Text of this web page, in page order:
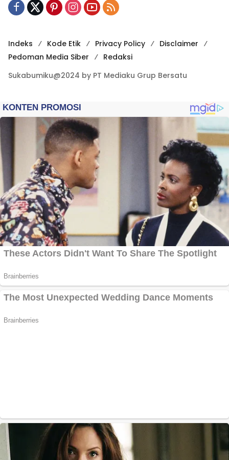
Indeks Kode Etik Privacy Policy
Disclaimer
Pedoman Media Siber
Redaksi
Sukabumiku@2024 by PT Mediaku Grup Bersatu